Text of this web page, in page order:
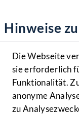
Hilfe
Benutzer
MENÜ
Hinweise
Die Webseite
sie erforderlich
Funktionalität.
anonyme
zu